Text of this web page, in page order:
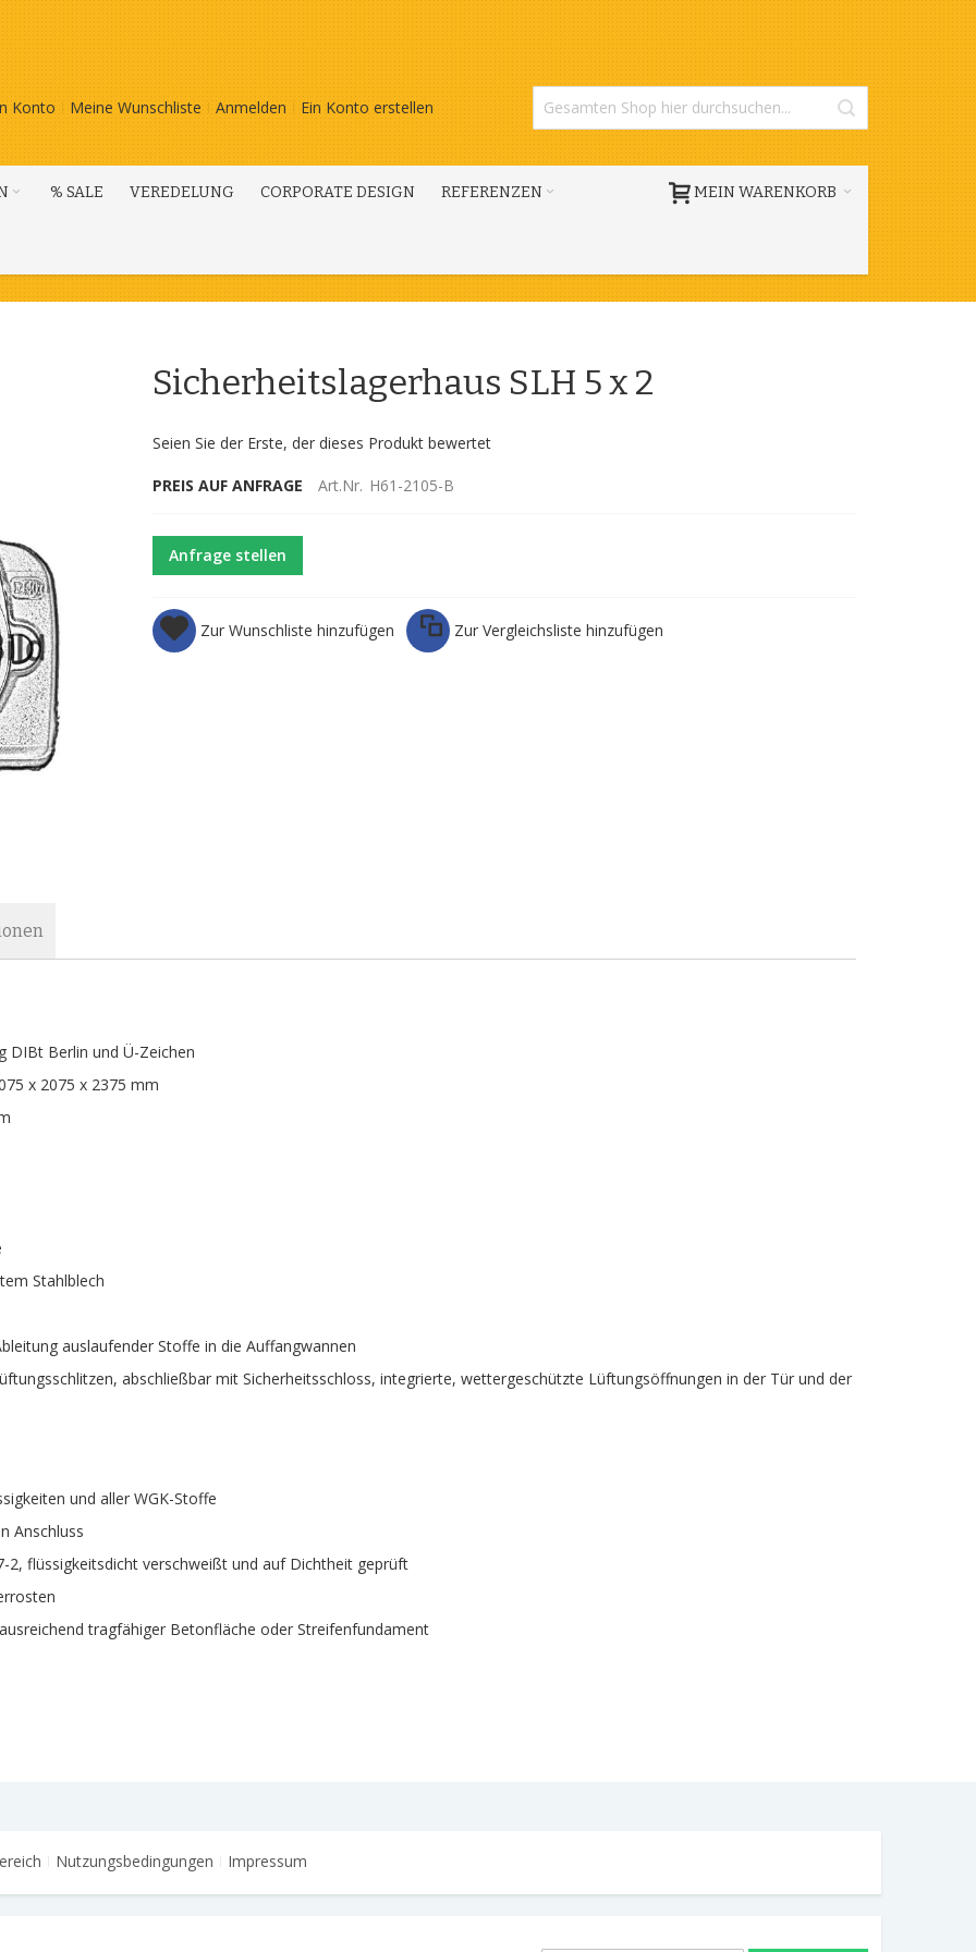
Konto Meine Wunschliste Anmelden Ein Konto erstellen
MEIN WARENKORB
% SALE VEREDELUNG CORPORATE DESIGN REFERENZEN
Sicherheitslagerhaus SLH 5 x 2
Seien Sie der Erste, der dieses Produkt bewertet
PREIS AUF ANFRAGE Art.Nr. H61-2105-B
Anfrage stellen
Zur Wunschliste hinzufügen Zur Vergleichsliste hinzufügen
DIBt Berlin und Ü-Zeichen
x 2075 x 2375 mm
Stahlblech
auslaufender Stoffe in die Auffangwannen
abschließbar mit Sicherheitsschloss, integrierte, wettergeschützte Lüftungsöffnungen in der Tür und der
und aller WGK-Stoffe
Anschluss
2, flüssigkeitsdicht verschweißt und auf Dichtheit geprüft
tragfähiger Betonfläche oder Streifenfundament
Nutzungsbedingungen Impressum